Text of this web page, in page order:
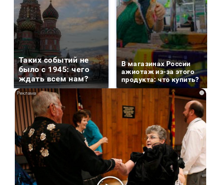
Таких событий не
было с 1945: чего
ждать всем нам?
В магазинах России
ажиотаж из-за этого
продукта: что купить?
i